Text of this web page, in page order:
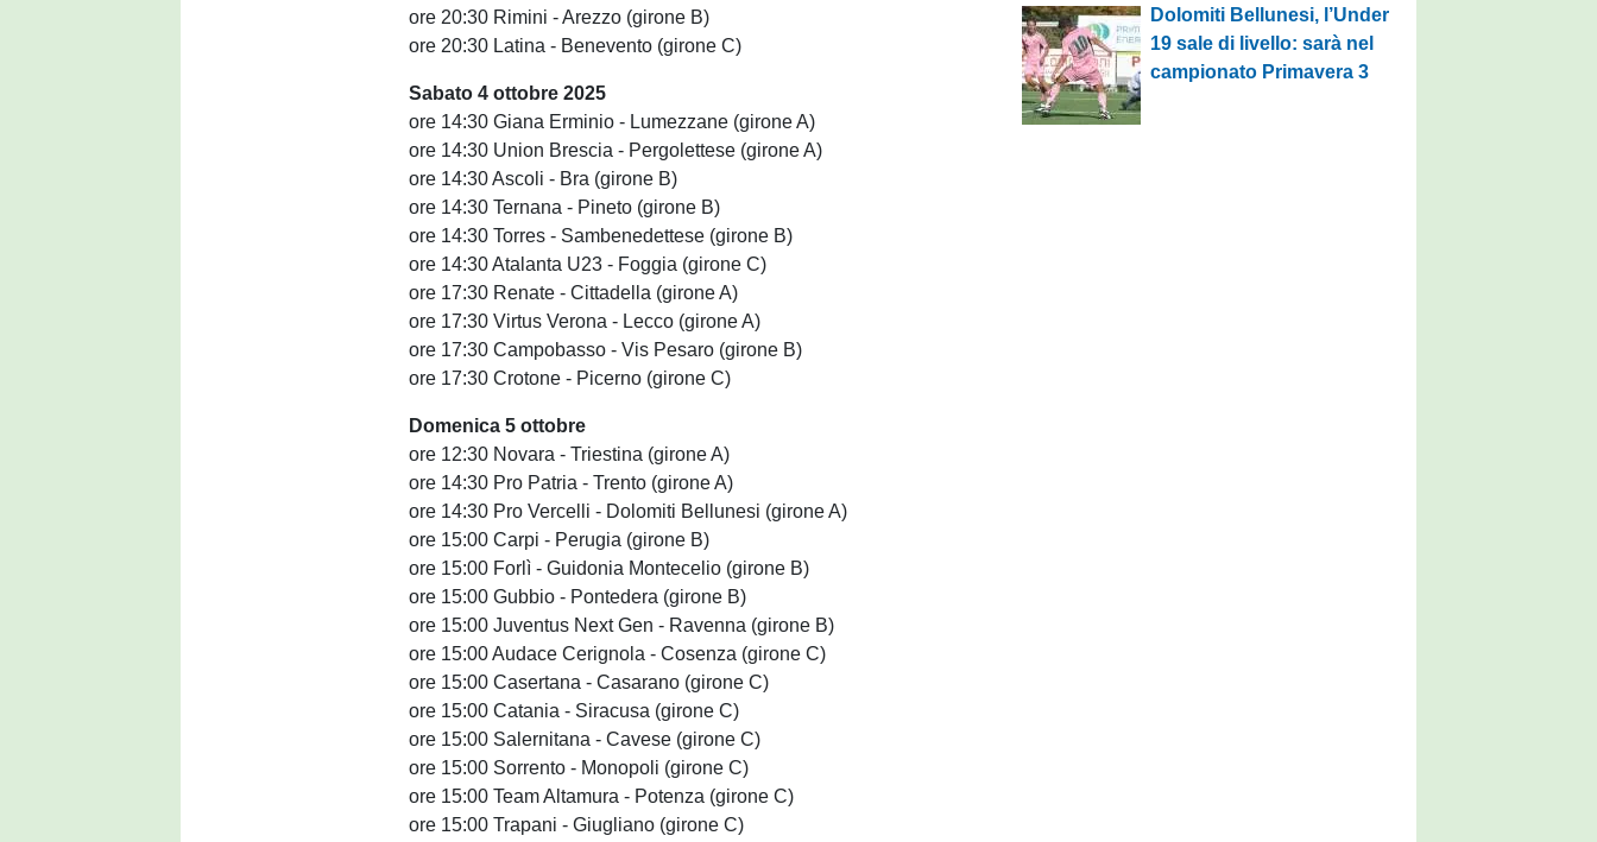
ore 20:30 Rimini - Arezzo (girone B)
ore 20:30 Latina - Benevento (girone C)
Sabato 4 ottobre 2025
ore 14:30 Giana Erminio - Lumezzane (girone A)
ore 14:30 Union Brescia - Pergolettese (girone A)
ore 14:30 Ascoli - Bra (girone B)
ore 14:30 Ternana - Pineto (girone B)
ore 14:30 Torres - Sambenedettese (girone B)
ore 14:30 Atalanta U23 - Foggia (girone C)
ore 17:30 Renate - Cittadella (girone A)
ore 17:30 Virtus Verona - Lecco (girone A)
ore 17:30 Campobasso - Vis Pesaro (girone B)
ore 17:30 Crotone - Picerno (girone C)
Domenica 5 ottobre
ore 12:30 Novara - Triestina (girone A)
ore 14:30 Pro Patria - Trento (girone A)
ore 14:30 Pro Vercelli - Dolomiti Bellunesi (girone A)
ore 15:00 Carpi - Perugia (girone B)
ore 15:00 Forlì - Guidonia Montecelio (girone B)
ore 15:00 Gubbio - Pontedera (girone B)
ore 15:00 Juventus Next Gen - Ravenna (girone B)
ore 15:00 Audace Cerignola - Cosenza (girone C)
ore 15:00 Casertana - Casarano (girone C)
ore 15:00 Catania - Siracusa (girone C)
ore 15:00 Salernitana - Cavese (girone C)
ore 15:00 Sorrento - Monopoli (girone C)
ore 15:00 Team Altamura - Potenza (girone C)
ore 15:00 Trapani - Giugliano (girone C)
Dolomiti Bellunesi, l’Under
19 sale di livello: sarà nel
campionato Primavera 3